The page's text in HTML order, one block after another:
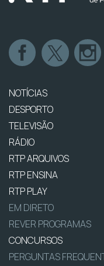
NOTÍCIAS
DESPORTO
TELEVISÃO
RÁDIO
RTP ARQUIVOS
RTP ENSINA
RTP PLAY
EM DIRETO
REVER PROGRAMAS
CONCURSOS
PERGUNTAS